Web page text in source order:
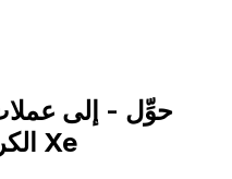
الكرونا السويدية | إكس إي Xe